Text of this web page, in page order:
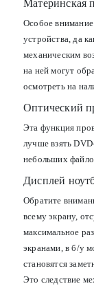
Материнская
Особое внимание
устройства, да
механическим
на ней могут
осмотреть на
Оптический
Эта функция
лучше взять
небольших
Дисплей
Обратите
всему экрану,
максимальное
экранами, в б/у
становятся
Это следствие